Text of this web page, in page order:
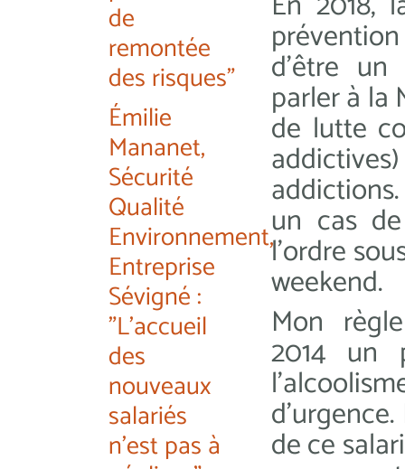
de
remontée
des risques"
Émilie
Mananet,
Sécurité
Qualité
Environnement,
Entreprise
Sévigné :
"L'accueil
des
nouveaux
salariés
n'est pas à
d’être
parler à la
de lutte
un cas
l’ordre
weekend.
Mon
2014 un
de ce